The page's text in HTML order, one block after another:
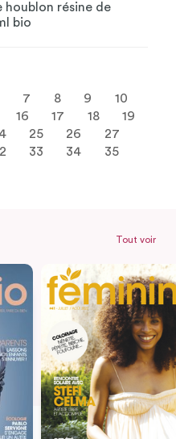
houblon résine de
bio
7 8 9
10
16 17 18
19
25 26
27
33 34
35
Tout voir